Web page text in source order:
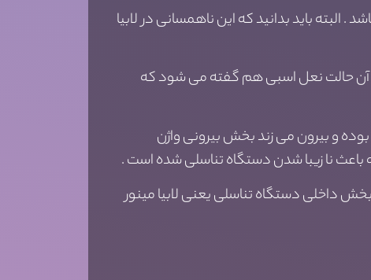
. البته باید بدانید که این ناهمسانی در لابیا
به آن حالت نعل اسبی هم گفته می شود که
بوده و بیرون می زند بخش بیرونی واژن
نا زیبا شدن دستگاه تناسلی شده است .
داخلی دستگاه تناسلی یعنی لابیا مینور